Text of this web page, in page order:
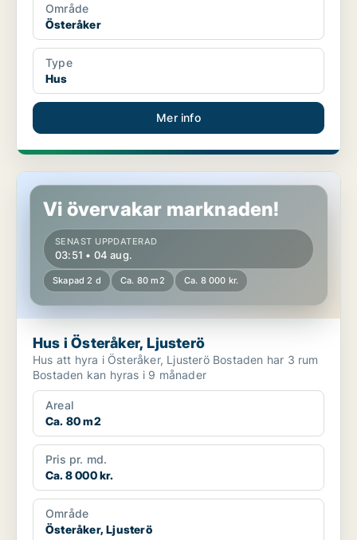
Område
Österåker
Type
Hus
Mer info
Hus i Österåker, Ljusterö
Vi övervakar marknaden!
SENAST UPPDATERAD
03:51 • 04 aug.
Skapad 2 d Ca. 80 m2 Ca. 8 000 kr.
Hus i Österåker, Ljusterö
Hus att hyra i Österåker, Ljusterö Bostaden har 3 rum
Bostaden kan hyras i 9 månader
Areal
Ca. 80 m2
Pris pr. md.
Ca. 8 000 kr.
Område
Österåker, Ljusterö